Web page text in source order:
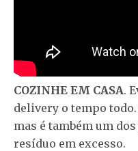
COZINHE EM CASA.
delivery o tempo
mas é também um
resíduo em excesso.